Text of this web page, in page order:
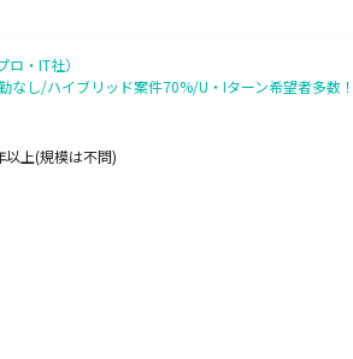
・IT社）
なし/ハイブリッド案件70%/U・Iターン希望者多
上(規模は不問)